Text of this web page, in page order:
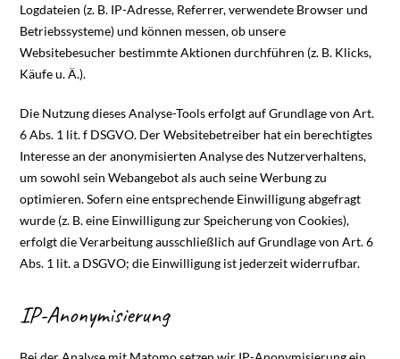
Logdateien (z. B. IP-Adresse, Referrer, verwendete Browser und
Betriebssysteme) und können messen, ob unsere
Websitebesucher bestimmte Aktionen durchführen (z. B. Klicks,
Käufe u. Ä.).
Die Nutzung dieses Analyse-Tools erfolgt auf Grundlage von Art.
6 Abs. 1 lit. f DSGVO. Der Websitebetreiber hat ein berechtigtes
Interesse an der anonymisierten Analyse des Nutzerverhaltens,
um sowohl sein Webangebot als auch seine Werbung zu
optimieren. Sofern eine entsprechende Einwilligung abgefragt
wurde (z. B. eine Einwilligung zur Speicherung von Cookies),
erfolgt die Verarbeitung ausschließlich auf Grundlage von Art. 6
Abs. 1 lit. a DSGVO; die Einwilligung ist jederzeit widerrufbar.
IP-Anonymisierung